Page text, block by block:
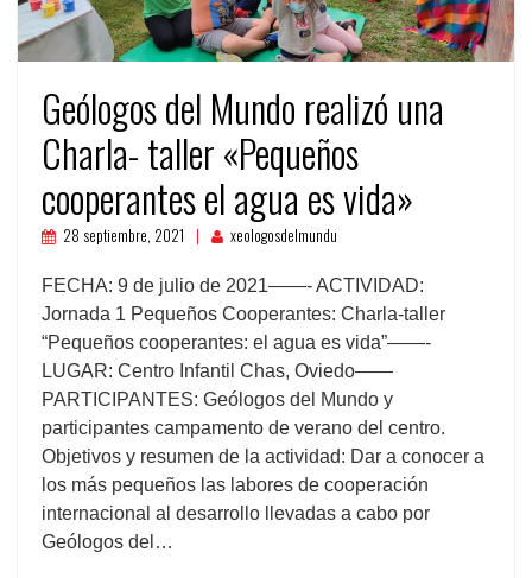
Geólogos del Mundo realizó una
Charla- taller «Pequeños
cooperantes el agua es vida»
28 septiembre, 2021 xeologosdelmundu
FECHA: 9 de julio de 2021——- ACTIVIDAD:
Jornada 1 Pequeños Cooperantes: Charla-taller
“Pequeños cooperantes: el agua es vida”——-
LUGAR: Centro Infantil Chas, Oviedo——
PARTICIPANTES: Geólogos del Mundo y
participantes campamento de verano del centro.
Objetivos y resumen de la actividad: Dar a conocer a
los más pequeños las labores de cooperación
internacional al desarrollo llevadas a cabo por
Geólogos del…